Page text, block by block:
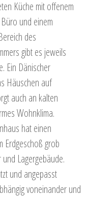
Küche mit offenem
und einem
des
gibt es jeweils
Ein Dänischer
Häuschen auf
auch an kalten
Wohnklima.
hat einen
Erdgeschoß grob
Lagergebäude.
und angepasst
voneinander und